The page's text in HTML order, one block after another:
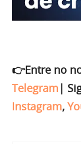
👉Entre no
Telegram |
Instagram,